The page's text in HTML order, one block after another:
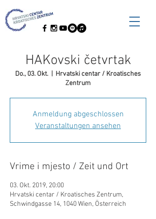
HAKovski četvrtak
Do., 03. Okt.
Hrvatski centar / Kroatisches
Zentrum
Anmeldung abgeschlossen
Veranstaltungen ansehen
Vrime i mjesto / Zeit und Ort
03. Okt. 2019, 20:00
Hrvatski centar / Kroatisches Zentrum,
Schwindgasse 14, 1040 Wien, Österreich